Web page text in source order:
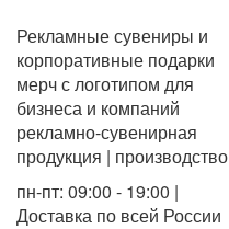
Рекламные сувениры и
корпоративные подарки
мерч с логотипом для
бизнеса и компаний
рекламно-сувенирная
продукция | производство
пн-пт: 09:00 - 19:00 |
Доставка по всей России